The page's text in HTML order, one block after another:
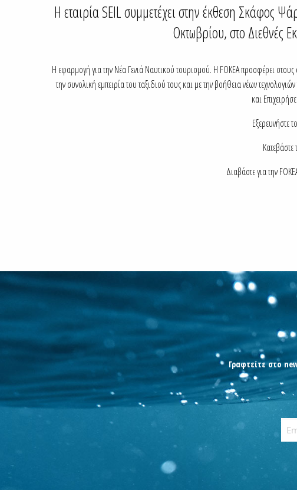
Η εταιρία SEIL συμμετέχει στην έκθεση
Οκτωβρίου, στο Διεθνές
Η εφαρμογή για την Νέα Γενιά Ναυτικού τουρισμού. Η FOKEA προσφέρει
την συνολική εμπειρία του ταξιδιού τους και με την βοήθεια νέων
και
​Εξερευνήστε το
Διαβάστε για την
Γραφτείτε στο